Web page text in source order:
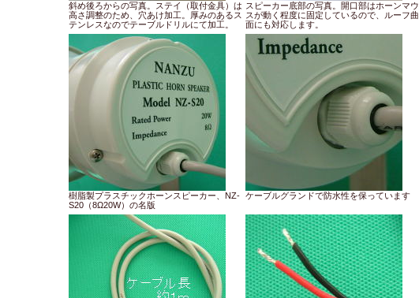
斜め後ろからの写真。ステイ（取付金具）は
高さ調整のため、穴あけ加工。厚みのあるス
テンレスなのでテーブルドリルにて加工。
スピーカー底部の写真。開口部はホーンマウ
スが動く程度に固定しているので、ルーフ曲
面にも対応します。
樹脂製プラスチックホーンスピーカー、NZ-
S20（8Ω20W）の名版
ケーブルグランドで防水性を保っています